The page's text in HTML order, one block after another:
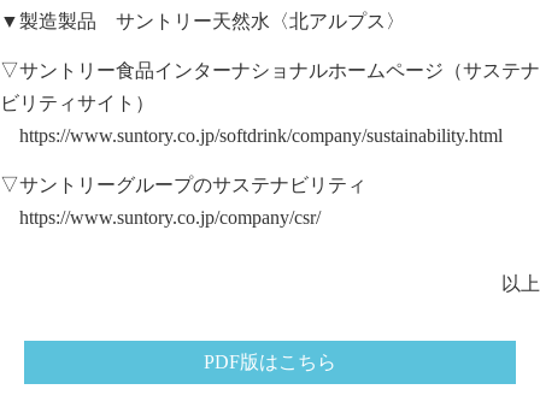
▼製造製品 サントリー天然水〈北アルプス〉
▽サントリー食品インターナショナルホームページ（サステナ
ビリティサイト）
https://www.suntory.co.jp/softdrink/company/sustainability.html
▽サントリーグループのサステナビリティ
https://www.suntory.co.jp/company/csr/
以上
PDF版はこちら